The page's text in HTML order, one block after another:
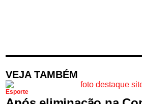
VEJA TAMBÉM
Esporte